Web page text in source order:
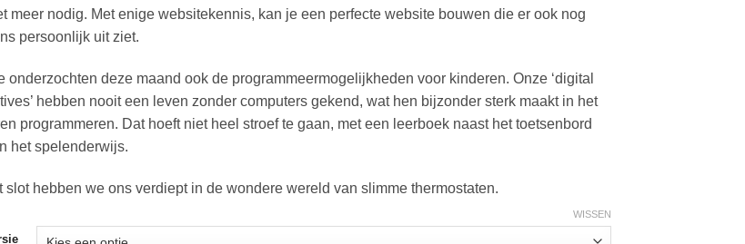
meer nodig. Met enige websitekennis, kan je een perfecte website bouwen die er ook nog
persoonlijk uit ziet.
onderzochten deze maand ook de programmeermogelijkheden voor kinderen. Onze ‘digital
hebben nooit een leven zonder computers gekend, wat hen bijzonder sterk maakt in het
programmeren. Dat hoeft niet heel stroef te gaan, met een leerboek naast het toetsenbord
het spelenderwijs.
slot hebben we ons verdiept in de wondere wereld van slimme thermostaten.
WISSEN